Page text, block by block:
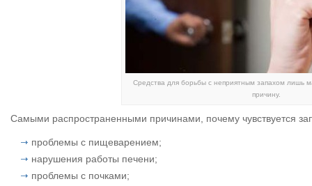
Средства для борьбы с неприятным запахом лишь
причину.
Самыми распространенными причинами, почему чувствуется
проблемы с пищеварением;
нарушения работы печени;
проблемы с почками;